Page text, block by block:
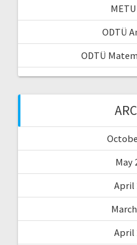
ODTÜ
ODTÜ
May
April
April